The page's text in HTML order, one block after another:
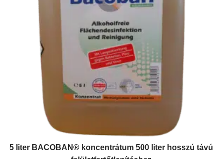
5 liter BACOBAN® koncentrátum 500 liter hosszú távú